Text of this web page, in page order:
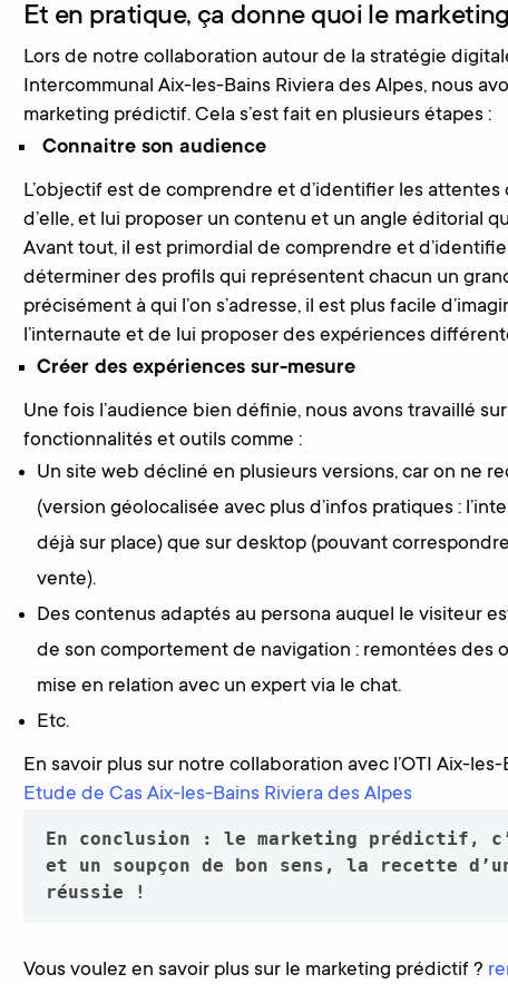
Et en pratique, ça donne quoi le
Lors de notre collaboration autour de la stratégie
Intercommunal Aix-les-Bains Riviera des Alpes, nous
marketing prédictif. Cela s’est fait en plusieurs étapes :
Connaitre son audience
L’objectif est de comprendre et d’identifier les attentes
d’elle, et lui proposer un contenu et un angle éditorial
Avant tout, il est primordial de comprendre et
déterminer des profils qui représentent chacun un
précisément à qui l’on s’adresse, il est plus facile
l’internaute et de lui proposer des expériences
Créer des expériences sur-mesure
Une fois l’audience bien définie, nous avons travaillé
fonctionnalités et outils comme :
Un site web décliné en plusieurs versions, car on ne
(version géolocalisée avec plus d’infos pratiques :
déjà sur place) que sur desktop (pouvant
vente).
Des contenus adaptés au persona auquel le visiteur
de son comportement de navigation : remontées des
mise en relation avec un expert via le chat.
Etc.
En savoir plus sur notre collaboration avec l’OTI Aix-
Etude de Cas Aix-les-Bains Riviera des Alpes
En conclusion : le marketing prédictif,
et un soupçon de bon sens, la recette
réussie !
Vous voulez en savoir plus sur le marketing prédictif ?